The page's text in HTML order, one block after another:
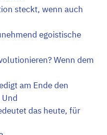
steckt, wenn auch
egoistische
Wenn dem
am Ende den
das heute, für